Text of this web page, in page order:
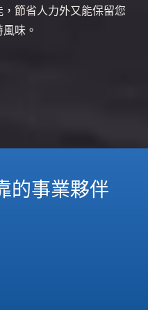
節省人力外又能保留您
味。
的事業夥伴